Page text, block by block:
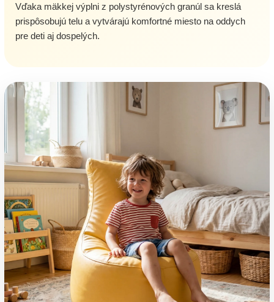
Vďaka mäkkej výplni z polystyrénových granúl sa kreslá
prispôsobujú telu a vytvárajú komfortné miesto na oddych
pre deti aj dospelých.